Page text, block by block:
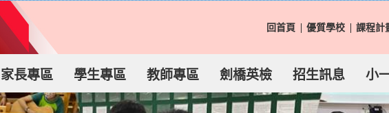
回首頁 優質學校 課程計
家長專區 學生專區 教師專區 劍橋英檢 招生訊息 小